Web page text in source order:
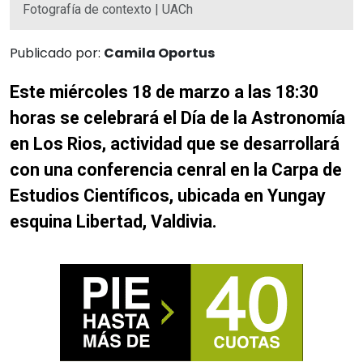
Fotografía de contexto | UACh
Publicado por: Camila Oportus
Este miércoles 18 de marzo a las 18:30
horas se celebrará el Día de la Astronomía
en Los Rios, actividad que se desarrollará
con una conferencia cenral en la Carpa de
Estudios Científicos, ubicada en Yungay
esquina Libertad, Valdivia.